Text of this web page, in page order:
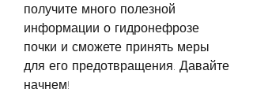
получите много полезной
информации о гидронефрозе
почки и сможете принять меры
для его предотвращения. Давайте
начнем!